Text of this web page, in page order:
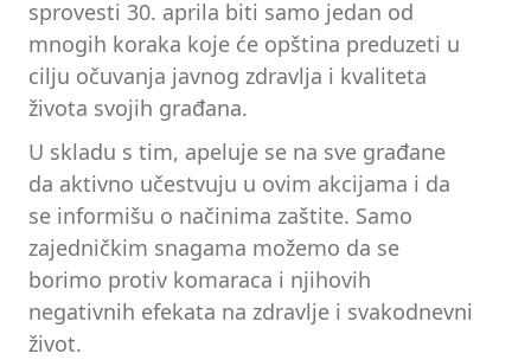
sprovesti 30. aprila biti samo jedan od
mnogih koraka koje će opština preduzeti u
cilju očuvanja javnog zdravlja i kvaliteta
života svojih građana.
U skladu s tim, apeluje se na sve građane
da aktivno učestvuju u ovim akcijama i da
se informišu o načinima zaštite. Samo
zajedničkim snagama možemo da se
borimo protiv komaraca i njihovih
negativnih efekata na zdravlje i svakodnevni
život.